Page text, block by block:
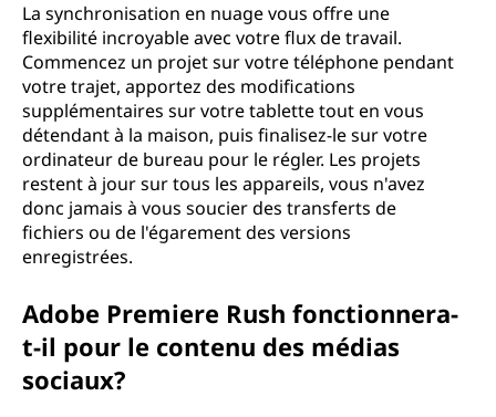
La synchronisation en nuage vous offre une
flexibilité incroyable avec votre flux de travail.
Commencez un projet sur votre téléphone pendant
votre trajet, apportez des modifications
supplémentaires sur votre tablette tout en vous
détendant à la maison, puis finalisez-le sur votre
ordinateur de bureau pour le régler. Les projets
restent à jour sur tous les appareils, vous n'avez
donc jamais à vous soucier des transferts de
fichiers ou de l'égarement des versions
enregistrées.
Adobe Premiere Rush fonctionnera-
t-il pour le contenu des médias
sociaux?